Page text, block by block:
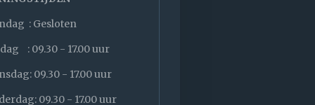
: Gesloten
: 09.30 - 17.00 uur
09.30 - 17.00 uur
09.30 - 17.00 uur